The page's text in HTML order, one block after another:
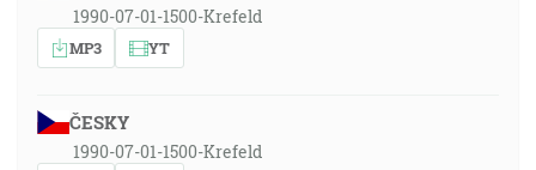
1990-07-01-1500-Krefeld
MP3 YT
ČESKY
1990-07-01-1500-Krefeld